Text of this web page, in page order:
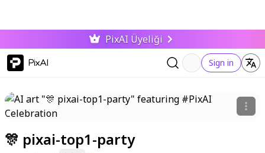
PixAI Üyeliği
PixAI Sign in
🎊 pixai-top1-party